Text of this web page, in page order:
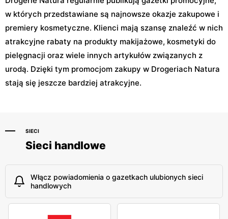
w których przedstawiane są najnowsze okazje zakupowe i
premiery kosmetyczne. Klienci mają szansę znaleźć w nich
atrakcyjne rabaty na produkty makijażowe, kosmetyki do
pielęgnacji oraz wiele innych artykułów związanych z
urodą. Dzięki tym promocjom zakupy w Drogeriach Natura
stają się jeszcze bardziej atrakcyjne.
SIECI
Sieci handlowe
Włącz powiadomienia o gazetkach ulubionych sieci
handlowych